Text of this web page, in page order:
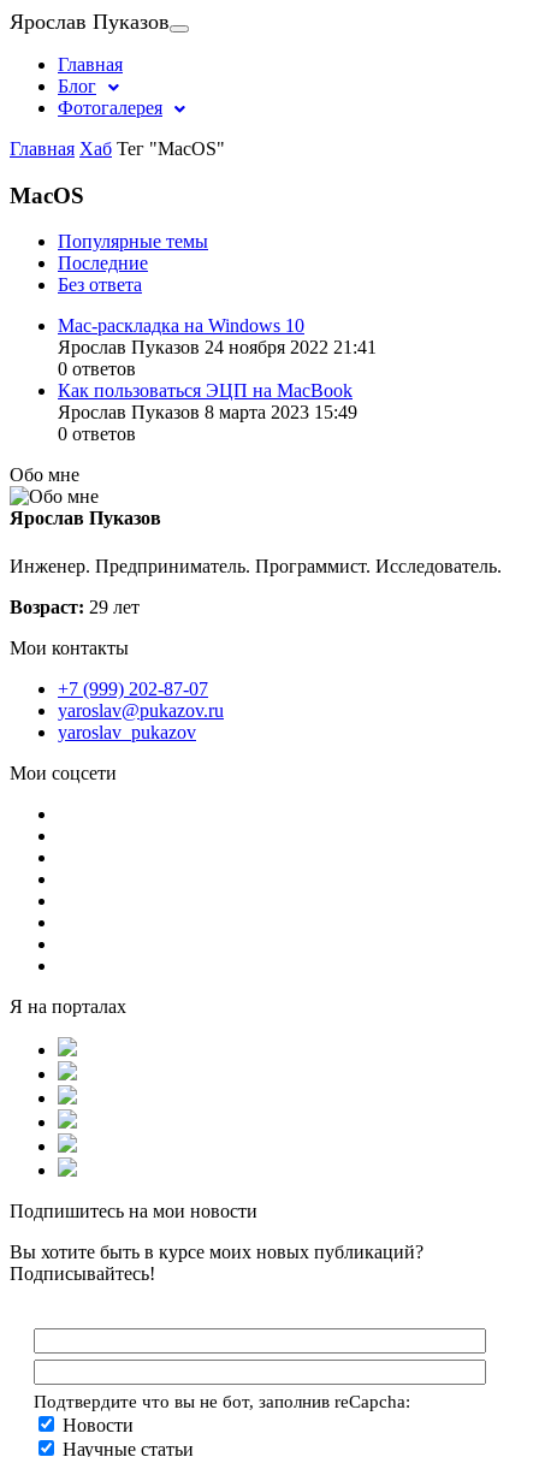
Ярослав Пуказов
Главная
Блог
Фотогалерея
Главная Хаб Тег "MacOS"
MacOS
Популярные темы
Последние
Без ответа
Mac-раскладка на Windows 10
Ярослав Пуказов 24 ноября 2022 21:41
0 ответов
Как пользоваться ЭЦП на MacBook
Ярослав Пуказов 8 марта 2023 15:49
0 ответов
Обо мне
Ярослав Пуказов
Инженер. Предприниматель. Программист. Исследователь.
Возраст: 29 лет
Мои контакты
+7 (999) 202-87-07
yaroslav@pukazov.ru
yaroslav_pukazov
Мои соцсети
Я на порталах
Подпишитесь на мои новости
Вы хотите быть в курсе моих новых публикаций?
Подписывайтесь!
Подтвердите что вы не бот, заполнив reCapcha:
Новости
Научные статьи